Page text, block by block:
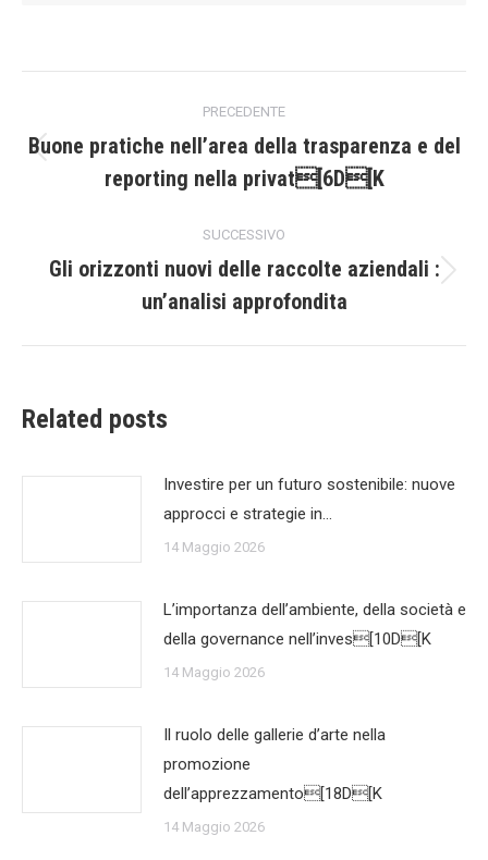
tra
PRECEDENTE
precedente:
Buone pratiche nell’area della trasparenza e del
reporting nella privat[6D[K
SUCCESSIVO
post:
Gli orizzonti nuovi delle raccolte aziendali :
un’analisi approfondita
Related posts
Investire per un futuro sostenibile: nuove
approcci e strategie in…
14 Maggio 2026
L’importanza dell’ambiente, della società e
della governance nell’inves[10D[K
14 Maggio 2026
Il ruolo delle gallerie d’arte nella
promozione
dell’apprezzamento[18D[K
14 Maggio 2026